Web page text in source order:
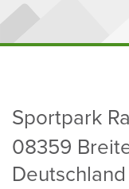
Sport­park
08359
Deutsch­land